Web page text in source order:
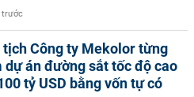
trước
tịch Công ty Mekolor từng
dự án đường sắt tốc độ cao
tỷ USD bằng vốn tự có